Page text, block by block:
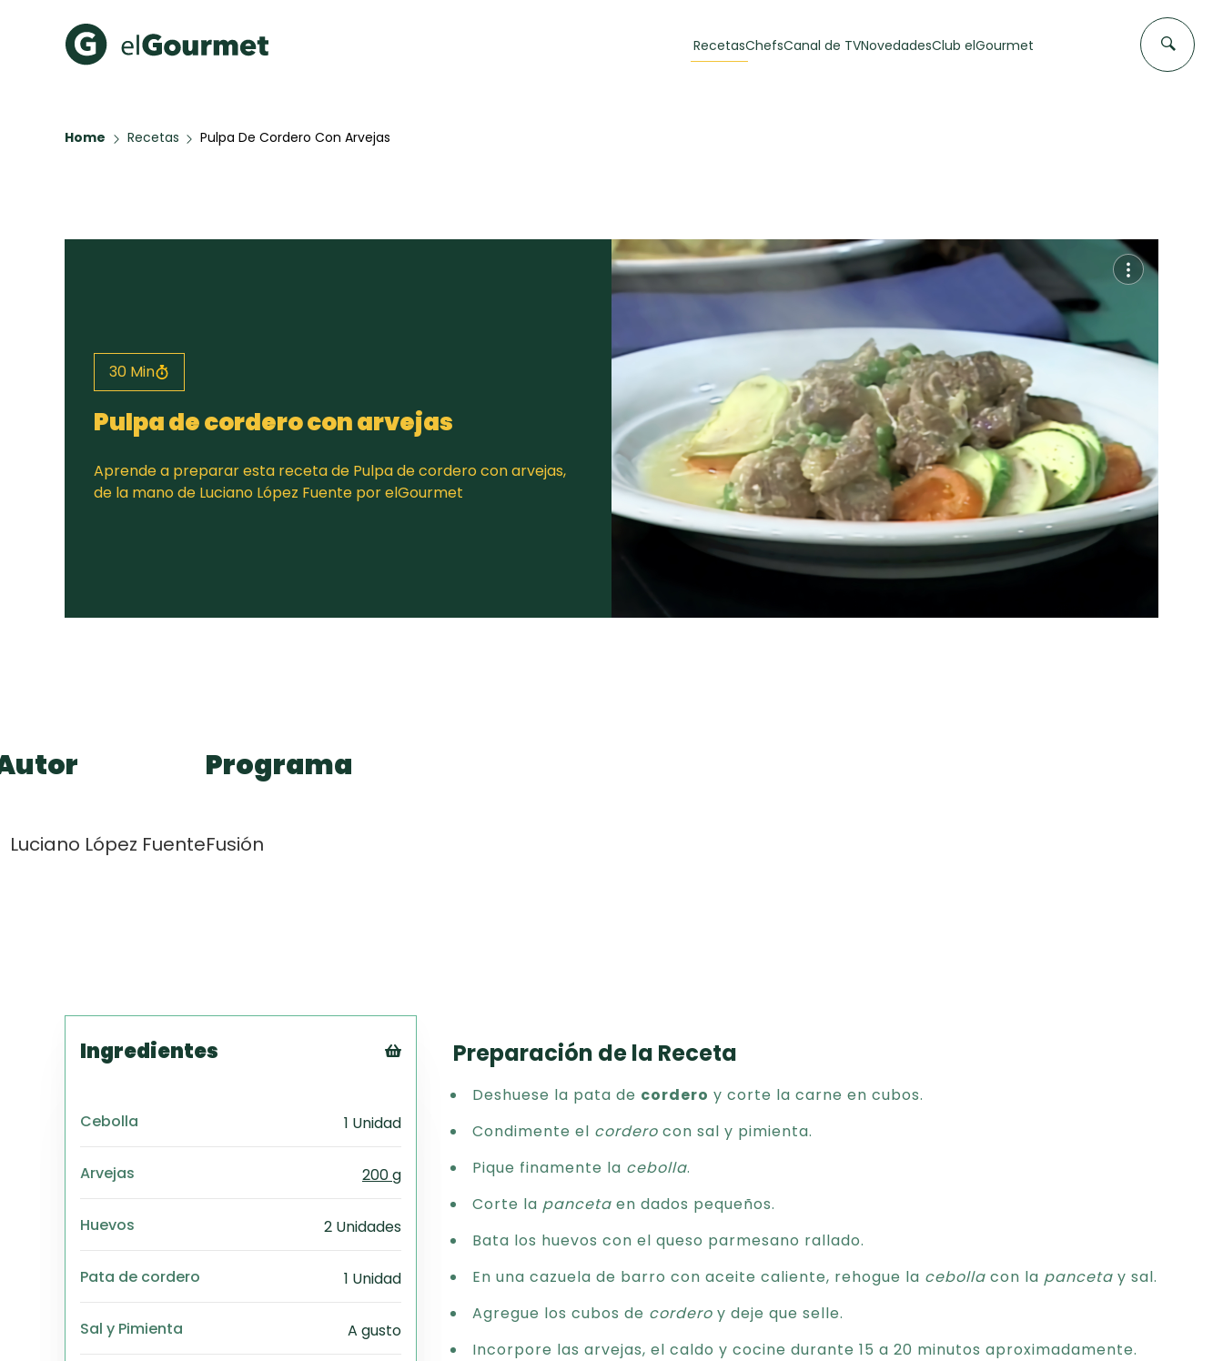
Recetas
Chocolate
curada y queso
casero
30 min
CARNE
FLAN CASERO
50 min
Todas las recetas
ChefsCanal de TVNovedadesClub elGourmet
Home Recetas Pulpa De Cordero Con Arvejas
30 Min
Pulpa de cordero con arvejas
Aprende a preparar esta receta de Pulpa de cordero con arvejas,
de la mano de Luciano López Fuente por elGourmet
Luciano López Fuente
Programa
Fusión
Ingredientes
PDF
Excel
Word
Cebolla 1 Unidad
Arvejas 200 g
Huevos 2 Unidades
Pata de cordero 1 Unidad
Sal y Pimienta A gusto
Preparación de la Receta
Deshuese la pata de cordero y corte la carne en cubos.
Condimente el cordero con sal y pimienta.
Pique finamente la cebolla.
Corte la panceta en dados pequeños.
Bata los huevos con el queso parmesano rallado.
En una cazuela de barro con aceite caliente, rehogue la cebolla con la panceta y sal.
Agregue los cubos de cordero y deje que selle.
Incorpore las arvejas, el caldo y cocine durante 15 a 20 minutos aproximadamente.